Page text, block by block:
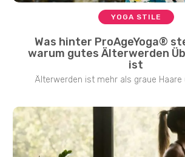
YOGA STILE
Was hinter ProAgeYoga®
warum gutes Älterwerden
ist
Älterwerden ist mehr als graue Haare